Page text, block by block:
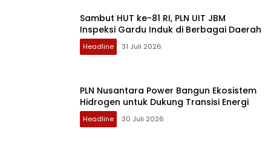
Sambut HUT ke-81 RI, PLN UIT JBM
Inspeksi Gardu Induk di Berbagai Daerah
Headline 31 Juli 2026
PLN Nusantara Power Bangun Ekosistem
Hidrogen untuk Dukung Transisi Energi
Headline 30 Juli 2026